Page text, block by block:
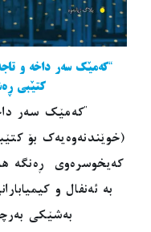
“کەمێک سەر داخە و
کتێبی
"کەمێک سەر
(خوێندنەوەیەک بۆ
کەیخوسرەوی ڕەنگە
بە ئەنفال و
بەشێکی